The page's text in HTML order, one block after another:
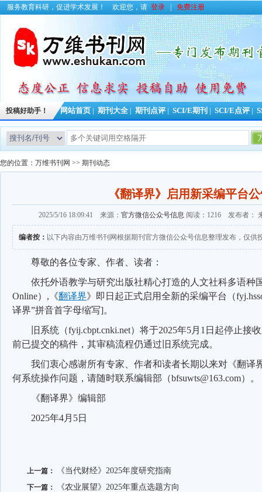
服务教育科研，促进学术发展！ 欢迎您，请 登录 免费注册
投稿好助手！ 网站首页 期刊大全 期刊点评 SCI/E期刊 SCI/E点评
您的位置： 万维书刊网 >> 期刊动态
《翻译界》启用新采编平台
2025/5/16 18:09:41 来源： 官方微信公众号信息 阅读：1216 发布者：
编者按： 以下内容由万维书刊网根据期刊官方微信公众号信息整理发布，仅供
尊敬的各位专家、作者、读者：
依托外语教学与研究出版社精心打造的人文社科多语种
Online） , 《翻译界》即日起正式启用全新的采编平台（
译界”拼音首字母缩写]。
旧系统（fyij.cbpt.cnki.net）将于2025年5月 1 日起停止接
前已提交的稿件，其审稿流程仍通过旧系统完成。
我们衷心感谢所有专家、作者和读者长期以来对《翻译
何系统操作问题，请随时联系编辑部（bfsuwts@163.com）。
《翻译界》编辑部
2025年4月 5日
上一篇： 《当代财经》2025年度研究指南
下一篇： 《农业展望》2025年重点选题方向